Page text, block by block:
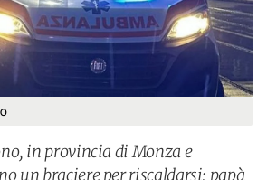
in provincia di Monza e
un braciere per riscaldarsi: papà